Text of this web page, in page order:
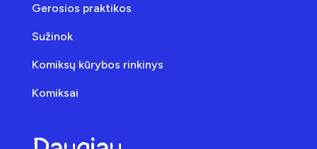
Gerosios praktikos
Sužinok
Komiksų kūrybos rinkinys
Komiksai